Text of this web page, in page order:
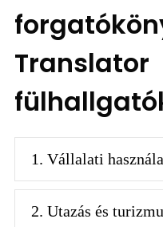
Translator
1. Vállalati
2. Utazás és